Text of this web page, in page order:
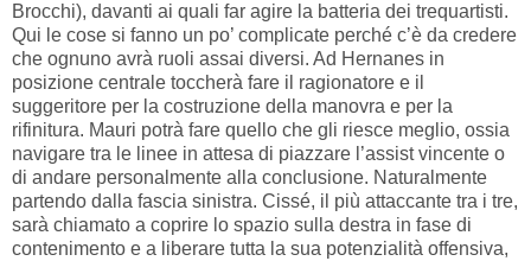
Brocchi), davanti ai quali far agire la batteria dei trequartisti.
Qui le cose si fanno un po’ complicate perché c’è da credere
che ognuno avrà ruoli assai diversi. Ad Hernanes in
posizione centrale toccherà fare il ragionatore e il
suggeritore per la costruzione della manovra e per la
rifinitura. Mauri potrà fare quello che gli riesce meglio, ossia
navigare tra le linee in attesa di piazzare l’assist vincente o
di andare personalmente alla conclusione. Naturalmente
partendo dalla fascia sinistra. Cissé, il più attaccante tra i tre,
sarà chiamato a coprire lo spazio sulla destra in fase di
contenimento e a liberare tutta la sua potenzialità offensiva,